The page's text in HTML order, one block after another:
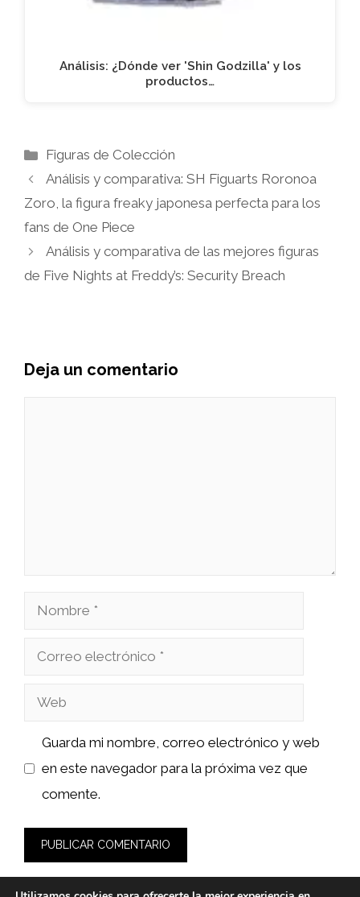
Análisis: ¿Dónde ver 'Shin Godzilla' y los
productos…
Categorías
Figuras de Colección
Análisis y comparativa: SH Figuarts Roronoa
Zoro, la figura freaky japonesa perfecta para los
fans de One Piece
Análisis y comparativa de las mejores figuras
de Five Nights at Freddy’s: Security Breach
Deja un comentario
Nombre
Correo
Web
Guarda mi nombre, correo electrónico y web
en este navegador para la próxima vez que
comente.